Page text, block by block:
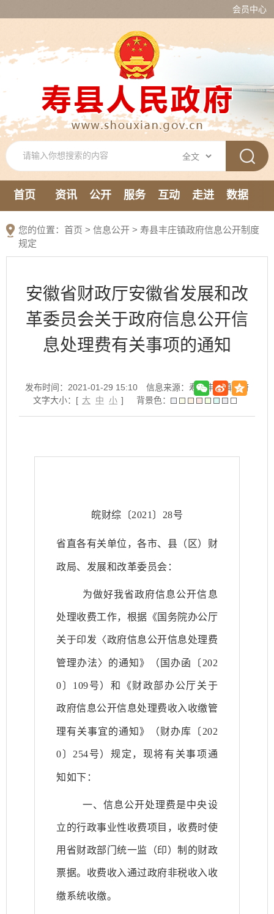
会员中心
首页 资讯 公开 服务 互动 走进
数据
您的位置： 首页 > 信息公开 > 寿县丰庄镇政府信息公开制度
规定
安徽省财政厅安徽省发展和改
革委员会关于政府信息公开信
息处理费有关事项的通知
发布时间：2021-01-29 15:10
信息来源：寿县丰庄镇政府
文字大小：[ 大 中 小 ] 背景色：
皖财综〔2021 〕 28号
省直各有关单位， 各市、县（区）财
政局、发展和改革委员会 ：
为做好我省政府信息公开信息
处理收费工作，根据《国务院办公厅
关于印发〈政府信息公开信息处理费
管理办法〉的通知 》（ 国办函 〔 202
0〕 109号）和《财政部办公厅关于
政府信息公开信息处理费收入收缴管
理有关事宜的通知》（财办库 〔 202
0〕 254号）规定，现将有关事项通
知如下：
一、信息公开处理费是中央设
立的行政事业性收费项目，收费时使
用省财政部门统一监（印）制的财政
票据。收费收入通过政府非税收入收
缴系统收缴。